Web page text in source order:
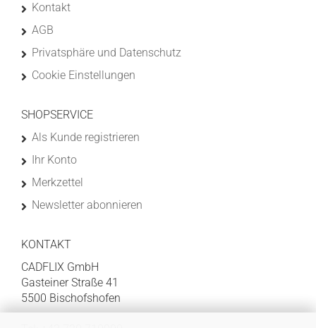
Kontakt
AGB
Privatsphäre und Datenschutz
Cookie Einstellungen
SHOPSERVICE
Als Kunde registrieren
Ihr Konto
Merkzettel
Newsletter abonnieren
KONTAKT
CADFLIX GmbH
Gasteiner Straße 41
5500 Bischofshofen